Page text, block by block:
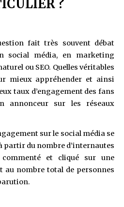
?
fait très souvent débat
social média, en marketing
ou SEO. Quelles véritables
mieux appréhender et ainsi
taux d’engagement des fans
annonceur sur les réseaux
sur le social média se
partir du nombre d’internautes
et cliqué sur une
nombre total de personnes